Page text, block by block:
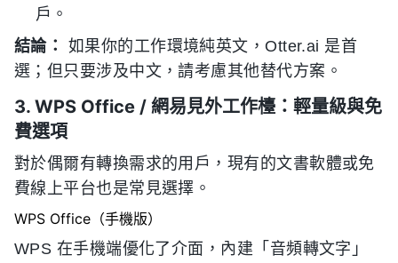
戶。
結論：
如果你的工作環境純英文，Otter.ai 是首
選；但只要涉及中文，請考慮其他替代方案。
3. WPS Office / 網易見外工作檯：輕量級與免
費選項
對於偶爾有轉換需求的用戶，現有的文書軟體或免
費線上平台也是常見選擇。
WPS Office（手機版）
WPS 在手機端優化了介面，內建「音頻轉文字」